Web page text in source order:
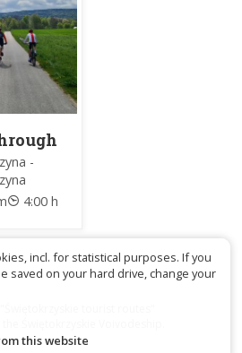
-
4:00 h
tourist routes"
incl. for statistical purposes. If you
saved on your hard drive, change your
this website